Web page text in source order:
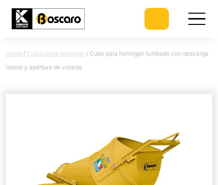
Home / Cubos para hormigón / Cubo para hormigón tumbado con descarga
lateral y apertura de volante